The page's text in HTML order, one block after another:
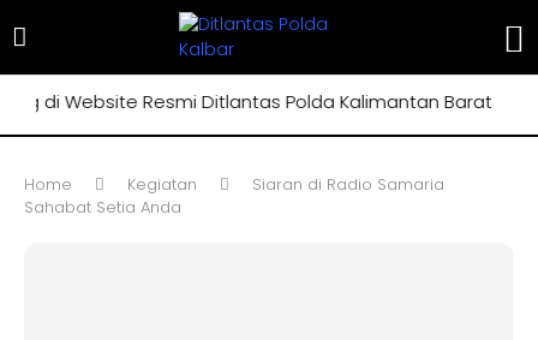
di Website Resmi Ditlantas Polda Kalimantan Barat
Home Kegiatan
Siaran di Radio Samaria
Sahabat Setia Anda